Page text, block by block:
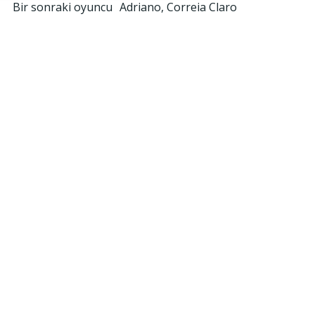
Bir sonraki oyuncu Adriano, Correia Claro